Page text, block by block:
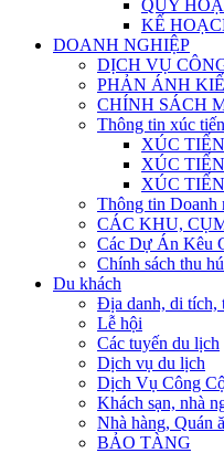
QUY
KẾ
DOANH NGHIỆP
DỊCH VỤ
PHẢN ÁNH
CHÍNH SÁCH
Thông tin xúc tiến
XÚC
XÚC
XÚC
Thông tin Doanh
CÁC KHU,
Các Dự Án Kêu
Chính sách thu
Du khách
Địa danh, di tích,
Lễ hội
Các tuyến du lịch
Dịch vụ du lịch
Dịch Vụ Công
Khách sạn, nhà
Nhà hàng, Quán
BẢO TÀNG